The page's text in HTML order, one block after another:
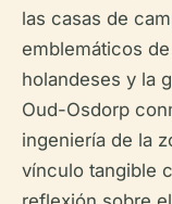
las casas de
emblemáticos
holandeses y la
Oud-Osdorp
ingeniería de la
vínculo tangible